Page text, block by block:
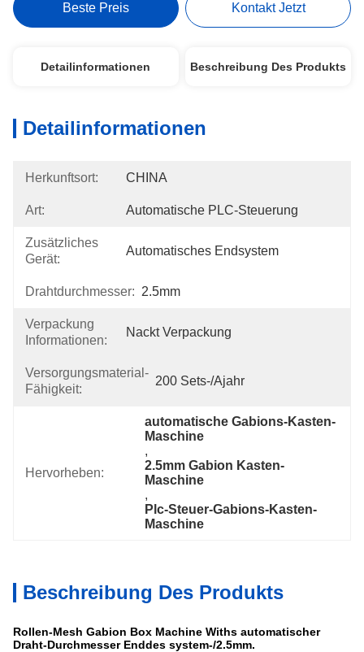
Beste Preis Kontakt Jetzt
Detailinformationen Beschreibung Des Produkts
Detailinformationen
Herkunftsort: CHINA
Art: Automatische PLC-Steuerung
Zusätzliches
Gerät:
Automatisches Endsystem
Drahtdurchmesser: 2.5mm
Verpackung
Informationen:
Nackt Verpackung
Versorgungsmaterial-
Fähigkeit:
200 Sets-/ajahr
Hervorheben:
automatische Gabions-Kasten-
Maschine
,
2.5mm Gabion Kasten-
Maschine
,
Plc-Steuer-Gabions-Kasten-
Maschine
Beschreibung Des Produkts
Rollen-Mesh Gabion Box Machine Withs automatischer
Draht-Durchmesser Enddes system-/2.5mm.